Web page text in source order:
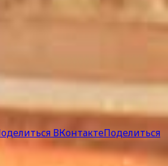
ВКонтактеПоделиться